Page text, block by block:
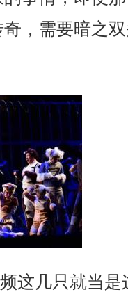
，需要暗之
这几只就当是